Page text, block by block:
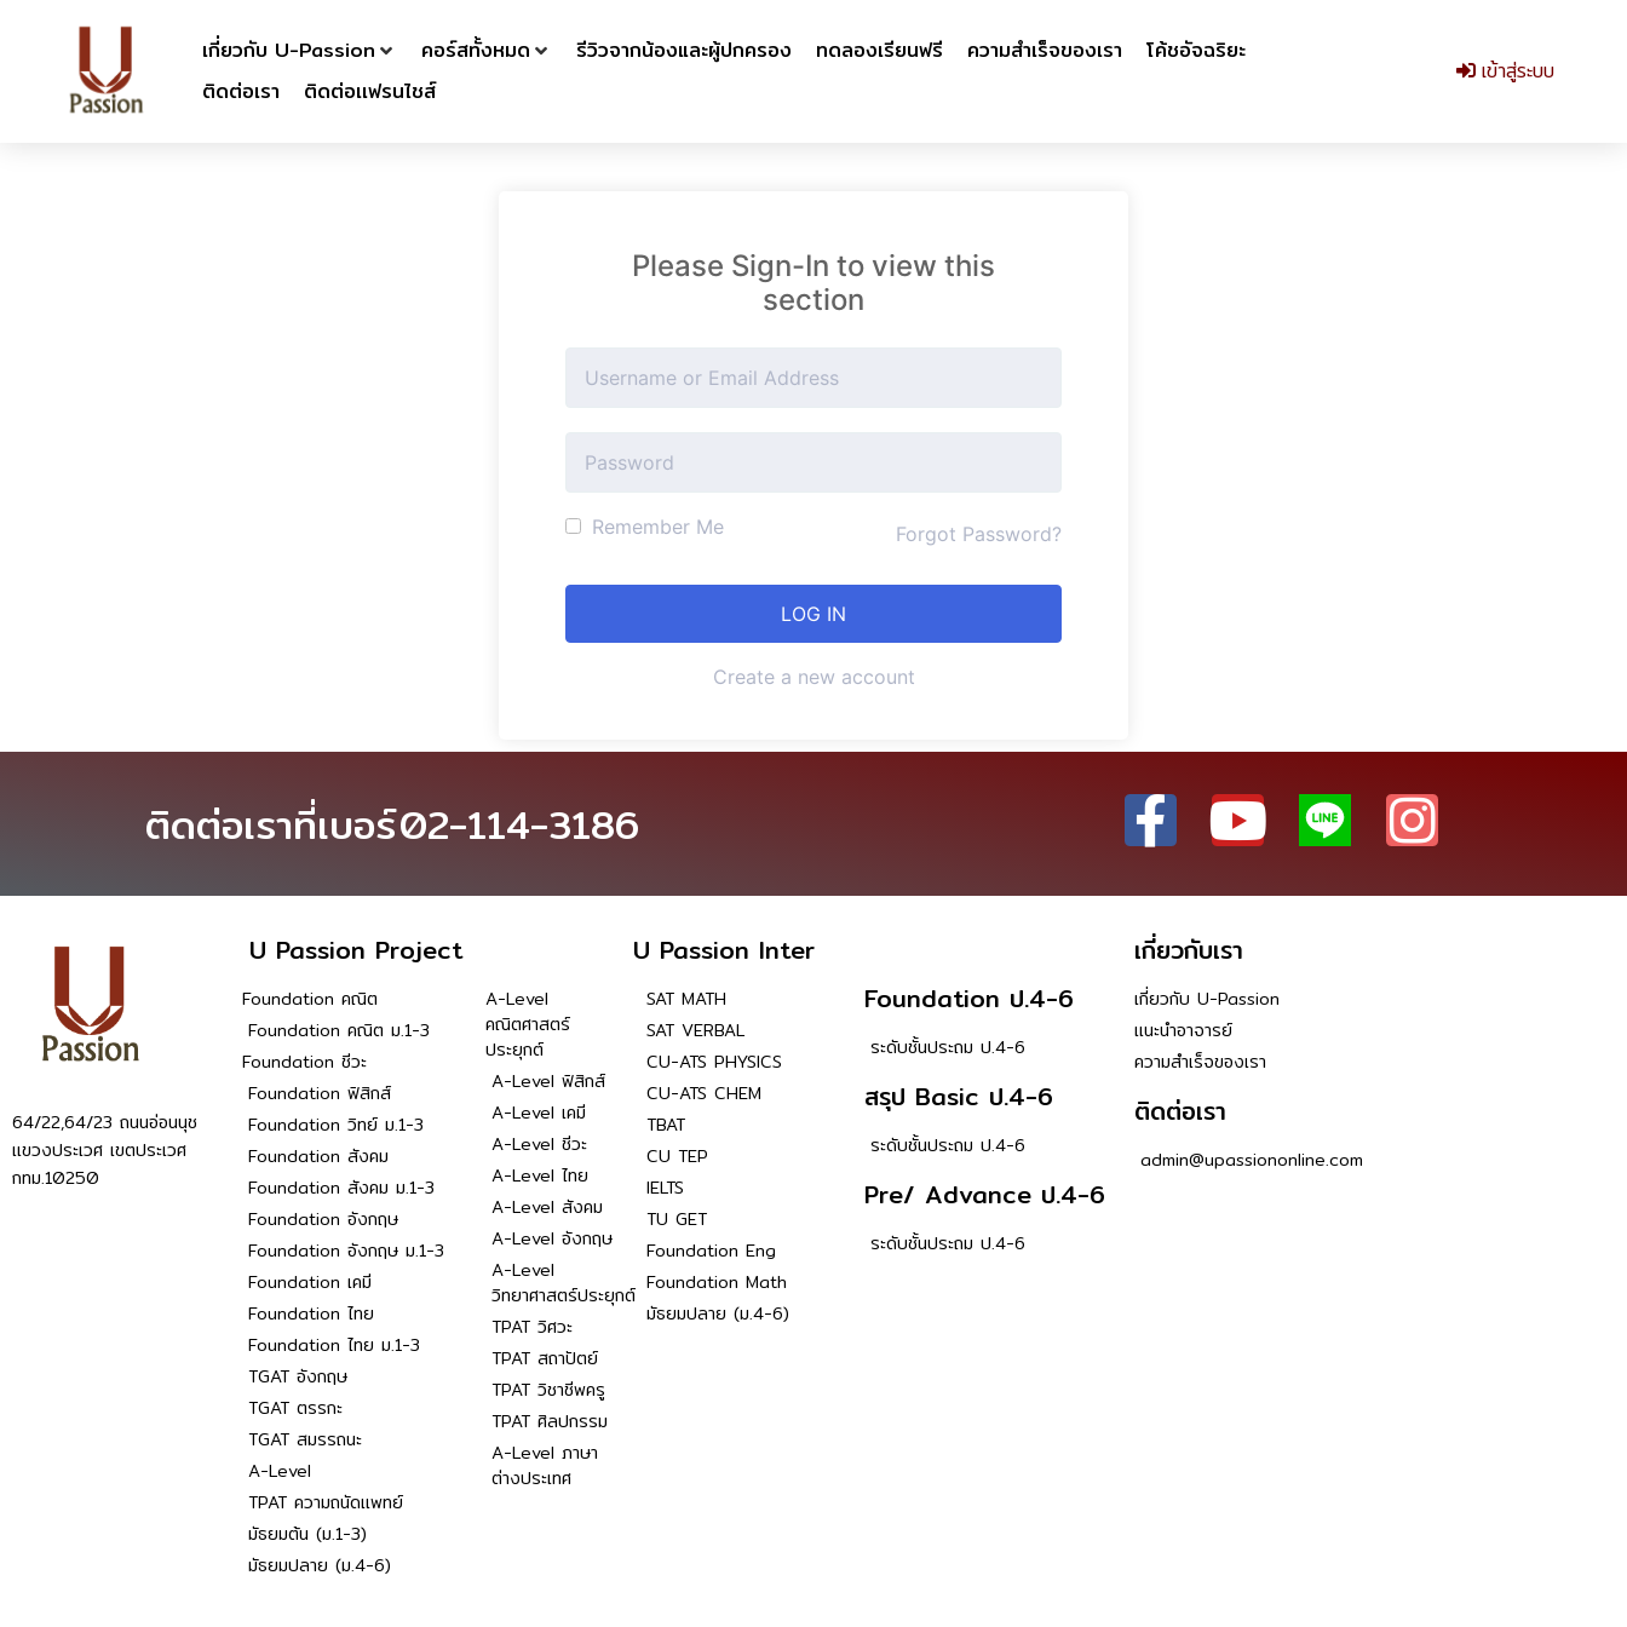
เกี่ยวกับ U-Passion คอร์สทั้งหมด รีวิวจากน้องและผู้ปกครอง ทดลองเรียนฟรี ความสำเร็จของเรา
โค้ชอัจฉริยะ
ติดต่อเรา
ติดต่อเเฟรนไชส์
เข้าสู่ระบบ
Please Sign-In to view this
section
Remember Me Forgot Password?
Create a new account
ติดต่อเราที่เบอร์02-114-3186
U Passion Project U Passion Inter เกี่ยวกับเรา
64/22,64/23 ถนนอ่อนนุช
แขวงประเวศ เขตประเวศ
กทม.10250
Foundation คณิต
Foundation คณิต ม.1-3
Foundation ชีวะ
Foundation ฟิสิกส์
Foundation วิทย์ ม.1-3
Foundation สังคม
Foundation สังคม ม.1-3
Foundation อังกฤษ
Foundation อังกฤษ ม.1-3
Foundation เคมี
Foundation ไทย
Foundation ไทย ม.1-3
TGAT อังกฤษ
TGAT ตรรกะ
TGAT สมรรถนะ
A-Level
TPAT ความถนัดแพทย์
มัธยมต้น (ม.1-3)
มัธยมปลาย (ม.4-6)
A-Level
คณิตศาสตร์
ประยุกต์
A-Level ฟิสิกส์
A-Level เคมี
A-Level ชีวะ
A-Level ไทย
A-Level สังคม
A-Level อังกฤษ
A-Level
วิทยาศาสตร์ประยุกต์
TPAT วิศวะ
TPAT สถาปัตย์
TPAT วิชาชีพครู
TPAT ศิลปกรรม
A-Level ภาษา
ต่างประเทศ
SAT MATH
SAT VERBAL
CU-ATS PHYSICS
CU-ATS CHEM
TBAT
CU TEP
IELTS
TU GET
Foundation Eng
Foundation Math
มัธยมปลาย (ม.4-6)
Foundation ป.4-6
ระดับชั้นประถม ป.4-6
สรุป Basic ป.4-6
ระดับชั้นประถม ป.4-6
Pre/ Advance ป.4-6
ระดับชั้นประถม ป.4-6
เกี่ยวกับ U-Passion
แนะนำอาจารย์
ความสำเร็จของเรา
ติดต่อเรา
admin@upassiononline.com